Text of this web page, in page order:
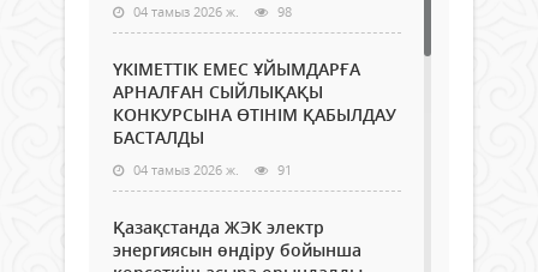
04 тамыз 2026 ж. 98
ҮКІМЕТТІК ЕМЕС ҰЙЫМДАРҒА
АРНАЛҒАН СЫЙЛЫҚАҚЫ
КОНКУРСЫНА ӨТІНІМ ҚАБЫЛДАУ
БАСТАЛДЫ
04 тамыз 2026 ж. 91
Қазақстанда ЖЭК электр
энергиясын өндіру бойынша